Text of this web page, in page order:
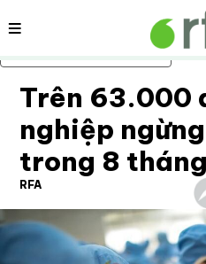
Bỏ qua nội dung chính
Nội dung
Trên 63.000
nghiệp
trong 8
RFA